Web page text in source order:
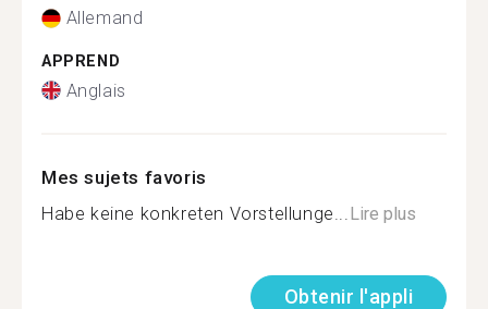
Allemand
APPREND
Anglais
Mes sujets favoris
Habe keine konkreten Vorstellunge... Lire plus
Obtenir l'appli